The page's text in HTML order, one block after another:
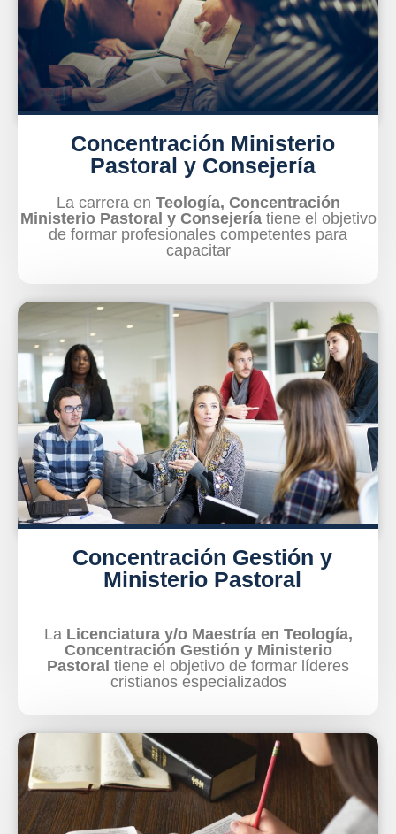
Concentración Ministerio
Pastoral y Consejería
La carrera en Teología, Concentración
Ministerio Pastoral y Consejeríatiene el objetivo
de formar profesionales competentes para
capacitar
Concentración Gestión y
Ministerio Pastoral
La Licenciatura y/o Maestría en Teología,
Concentración Gestión y Ministerio
Pastoral tiene el objetivo de formar líderes
cristianos especializados